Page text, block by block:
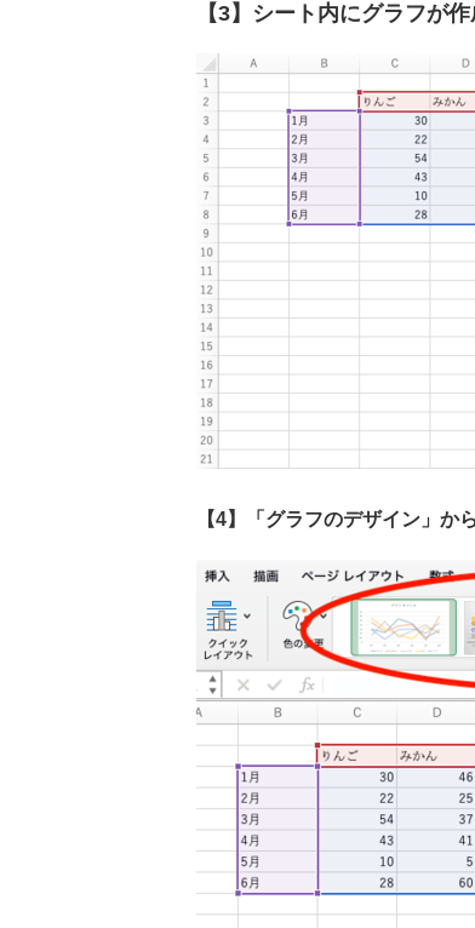
【3】シート内にグラフが
【4】「グラフのデザイン」か